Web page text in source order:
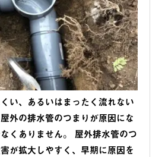
い、あるいはまったく流れない
外の排水管のつまりが原因にな
くありません。 屋外排水管のつ
が拡大しやすく、早期に原因を